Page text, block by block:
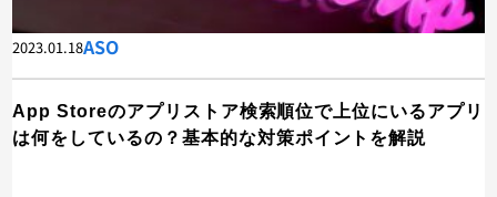
2023.01.18ASO
App Storeのアプリストア検索順位で上位にいるアプリ
は何をしているの？基本的な対策ポイントを解説